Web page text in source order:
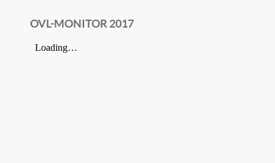
OVL-MONITOR 2017